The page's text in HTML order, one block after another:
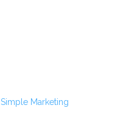
Simple Marketing